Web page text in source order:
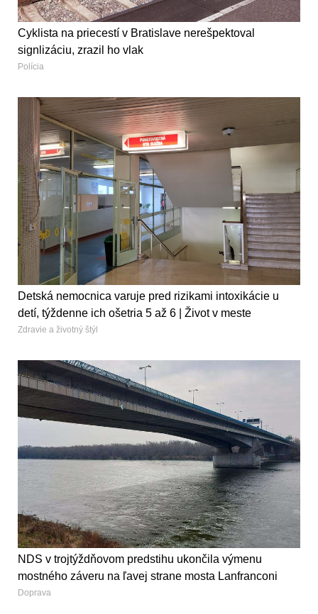
Cyklista na priecestí v Bratislave nerešpektoval
signlizáciu, zrazil ho vlak
Polícia
Detská nemocnica varuje pred rizikami intoxikácie u
detí, týždenne ich ošetria 5 až 6 | Život v meste
Zdravie a životný štýl
NDS v trojtýždňovom predstihu ukončila výmenu
mostného záveru na ľavej strane mosta Lanfranconi
Doprava